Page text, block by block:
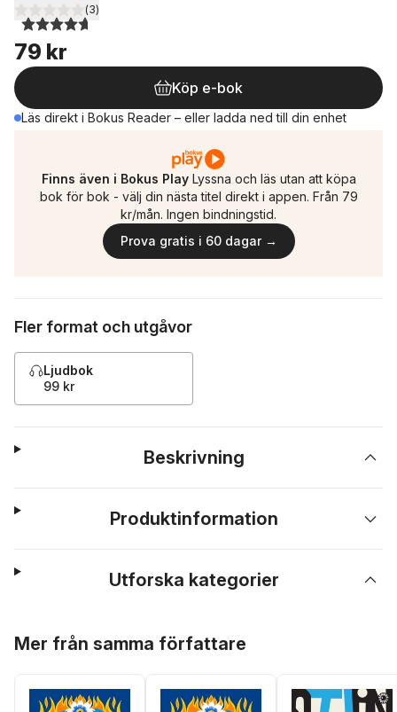
4,7utav 5 stjärnor. Totalt antal röster:
(3)
79 kr
Köp e-bok
Läs direkt i Bokus Reader – eller ladda ned till din enhet
Finns även i Bokus Play Lyssna och läs utan att köpa
bok för bok - välj din nästa titel direkt i appen. Från 79
kr/mån. Ingen bindningstid.
Prova gratis i 60 dagar →
Fler format och utgåvor
Ljudbok
99 kr
Beskrivning
Produktinformation
Utforska kategorier
Mer från samma författare